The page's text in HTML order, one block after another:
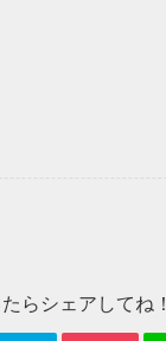
らシェアしてね！